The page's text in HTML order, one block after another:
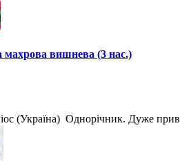
махрова вишнева (3 нас.)
(Україна) Однорічник. Дуже